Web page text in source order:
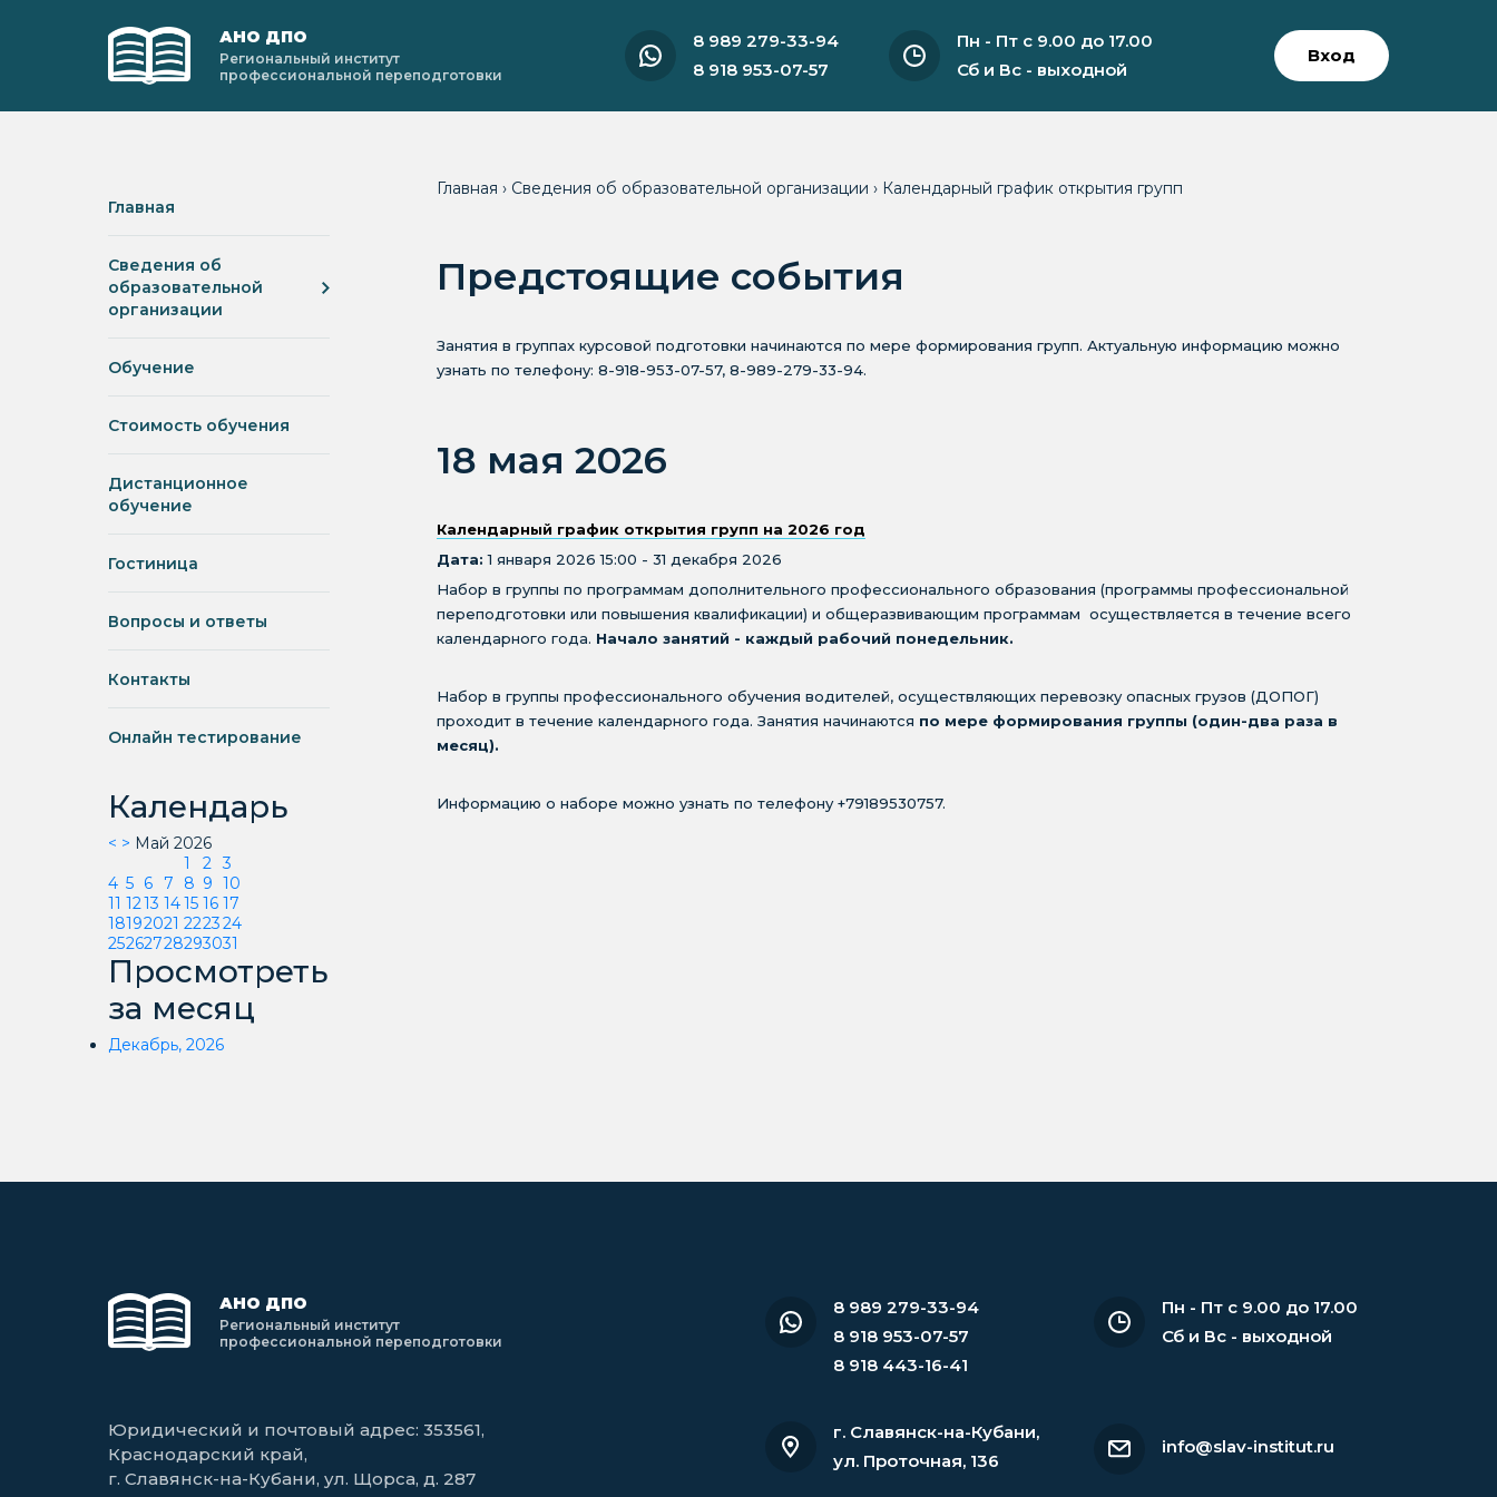
АНО ДПО
Региональный институт
профессиональной переподготовки
8 989 279-33-94
8 918 953-07-57
Пн - Пт с 9.00 до 17.00
Сб и Вс - выходной
Вход
Главная
Сведения об
образовательной
организации
Обучение
Стоимость обучения
Дистанционное
обучение
Гостиница
Вопросы и ответы
Контакты
Онлайн тестирование
Календарь
< > Май 2026
1
2 3
4 5 6 7 8 9 10
11 1213 1415 16 17
18192021 222324
25262728293031
Просмотреть
за месяц
Декабрь, 2026
Главная › Сведения об образовательной организации › Календарный график открытия групп
Предстоящие события
Занятия в группах курсовой подготовки начинаются по мере формирования групп. Актуальную информацию можно
узнать по телефону: 8-918-953-07-57, 8-989-279-33-94.
18 мая 2026
Календарный график открытия групп на 2026 год
Дата: 1 января 2026 15:00 - 31 декабря 2026
Набор в группы по программам дополнительного профессионального образования (программы профессиональной
переподготовки или повышения квалификации) и общеразвивающим программам осуществляется в течение всего
календарного года. Начало занятий - каждый рабочий понедельник.
Набор в группы профессионального обучения водителей, осуществляющих перевозку опасных грузов (ДОПОГ)
проходит в течение календарного года. Занятия начинаются по мере формирования группы (один-два раза в
месяц).
Информацию о наборе можно узнать по телефону +79189530757.
АНО ДПО
Региональный институт
профессиональной переподготовки
Юридический и почтовый адрес: 353561,
Краснодарский край,
г. Славянск-на-Кубани, ул. Щорса, д. 287
8 989 279-33-94
8 918 953-07-57
8 918 443-16-41
Пн - Пт с 9.00 до 17.00
Сб и Вс - выходной
г. Славянск-на-Кубани,
ул. Проточная, 136
info@slav-institut.ru